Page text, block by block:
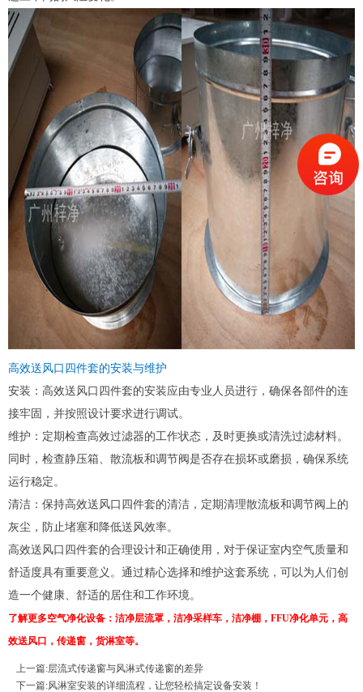
高效送风口四件套的安装与维护
安装：高效送风口四件套的安装应由专业人员进行，确保各部件的连
接牢固，并按照设计要求进行调试。
维护：定期检查高效过滤器的工作状态，及时更换或清洗过滤材料。
同时，检查静压箱、散流板和调节阀是否存在损坏或磨损，确保系统
运行稳定。
清洁：保持高效送风口四件套的清洁，定期清理散流板和调节阀上的
灰尘，防止堵塞和降低送风效率。
高效送风口四件套的合理设计和正确使用，对于保证室内空气质量和
舒适度具有重要意义。通过精心选择和维护这套系统，可以为人们创
造一个健康、舒适的居住和工作环境。
了解更多空气净化设备： 洁净层流罩 ， 洁净采样车 ， 洁净棚 ， FFU净化单元 ， 高
效送风口 ， 传递窗 ， 货淋室等。
上一篇:层流式传递窗与风淋式传递窗的差异
下一篇:风淋室安装的详细流程，让您轻松搞定设备安装！